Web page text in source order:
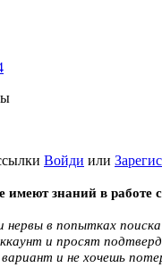
Войди или
имеют знаний в
нервы в попытках
и просят
и не хочешь